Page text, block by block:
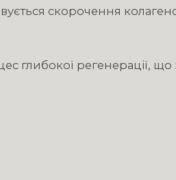
скорочення
глибокої регенерації,